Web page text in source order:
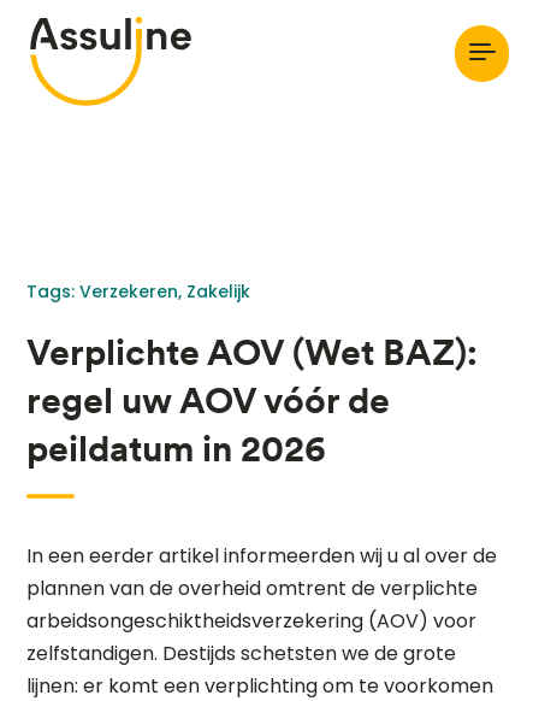
Tags: Verzekeren Zakelijk
Verplichte AOV (Wet BAZ):
regel uw AOV vóór de
peildatum in 2026
In een eerder artikel informeerden wij u al over de
plannen van de overheid omtrent de verplichte
arbeidsongeschiktheidsverzekering (AOV) voor
zelfstandigen. Destijds schetsten we de grote
lijnen: er komt een verplichting om te voorkomen